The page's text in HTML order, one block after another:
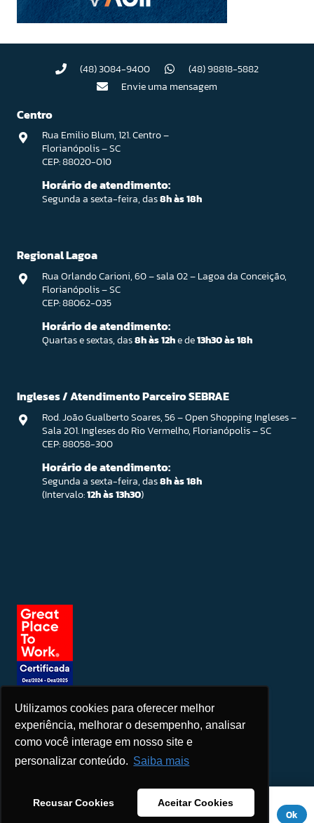
Utilizamos cookies para oferecer melhor
experiência, melhorar o desempenho, analisar
como você interage em nosso site e
personalizar conteúdo. Saiba mais
Recusar Cookies Aceitar Cookies
(48) 3084-9400
(48) 98818-5882
Envie uma mensagem
Centro
Rua Emilio Blum, 121. Centro –
Florianópolis – SC
CEP: 88020-010
Horário de atendimento:
Segunda a sexta-feira, das8h às 18h
Regional Lagoa
Rua Orlando Carioni, 60 – sala 02 – Lagoa da Conceição,
Florianópolis – SC
CEP: 88062-035
Horário de atendimento:
Quartas e sextas, das8h às 12he de13h30 às 18h
Ingleses / Atendimento Parceiro SEBRAE
Rod. João Gualberto Soares, 56 – Open Shopping Ingleses –
Sala 201. Ingleses do Rio Vermelho, Florianópolis – SC
CEP: 88058-300
Horário de atendimento:
Segunda a sexta-feira, das8h às 18h
(Intervalo:12h às 13h30)
Seja um patrocinador
Este site usa cookies para melhorar sua experiência. Se você
continuar a usar este site, você concorda com ele.Aviso de
Ok